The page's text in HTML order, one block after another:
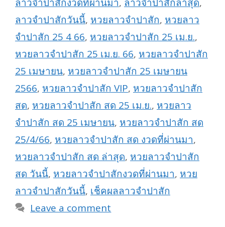
ลาวจำปาสักวันนี้, หวยลาวจำปาสัก, หวยลาว
จำปาสัก 25 4 66, หวยลาวจำปาสัก 25 เม.ย.,
หวยลาวจำปาสัก 25 เม.ย. 66, หวยลาวจำปาสัก
25 เมษายน, หวยลาวจำปาสัก 25 เมษายน
2566, หวยลาวจำปาสัก VIP, หวยลาวจำปาสัก
สด, หวยลาวจำปาสัก สด 25 เม.ย., หวยลาว
จำปาสัก สด 25 เมษายน, หวยลาวจำปาสัก สด
25/4/66, หวยลาวจำปาสัก สด งวดที่ผ่านมา,
หวยลาวจำปาสัก สด ล่าสุด, หวยลาวจำปาสัก
สด วันนี้, หวยลาวจำปาสักงวดที่ผ่านมา, หวย
ลาวจำปาสักวันนี้, เช็คผลลาวจำปาสัก
Leave a comment